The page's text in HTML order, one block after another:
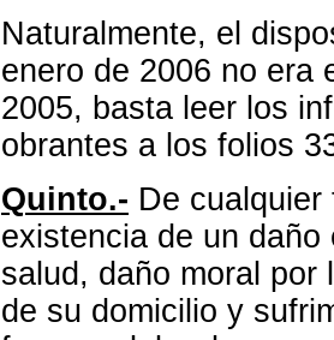
Naturalmente, el
enero de 2006 no era
2005, basta leer los
obrantes a los folios
Quinto.- De
existencia de un
salud, daño moral por
de su domicilio y